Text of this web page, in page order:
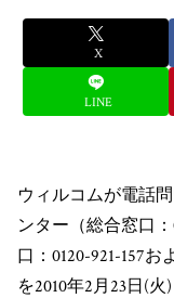
X
LINE
ウィルコムが電話
ンター（総合窓口：
口：0120-921-157
を2010年2月23日(